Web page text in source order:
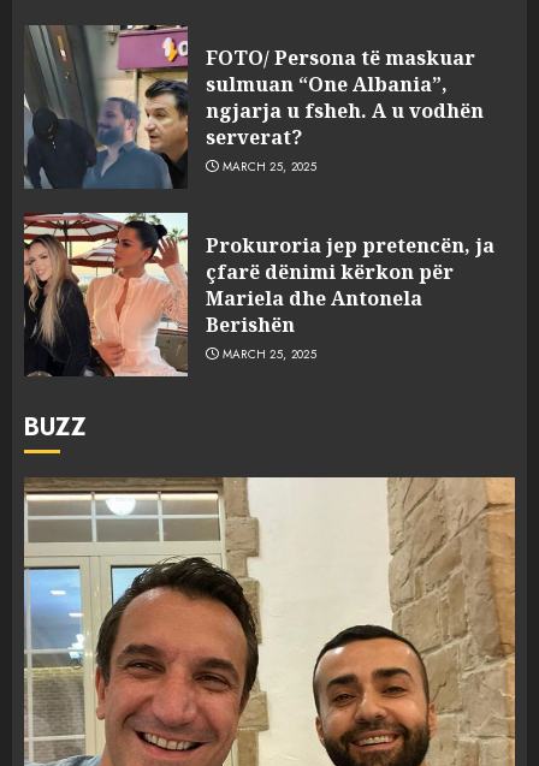
FOTO/ Persona të maskuar
sulmuan “One Albania”,
ngjarja u fsheh. A u vodhën
serverat?
MARCH 25, 2025
Prokuroria jep pretencën, ja
çfarë dënimi kërkon për
Mariela dhe Antonela
Berishën
MARCH 25, 2025
BUZZ